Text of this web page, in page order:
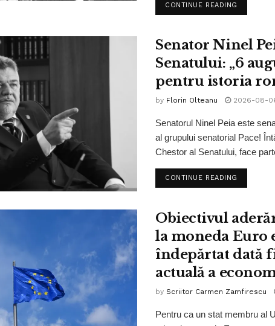
CONTINUE READING
Senator Ninel
Senatului: „6
pentru istoria
by Florin Olteanu 2026-08-
Senatorul Ninel Peia este
al grupului senatorial Pace!
Chestor al Senatului, face
CONTINUE READING
Obiectivul
la moneda Euro
îndepărtat dată
actuală a
by Scriitor Carmen Zamfirescu
Pentru ca un stat membru al